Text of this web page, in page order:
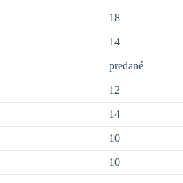
18
14
predané
12
14
10
10